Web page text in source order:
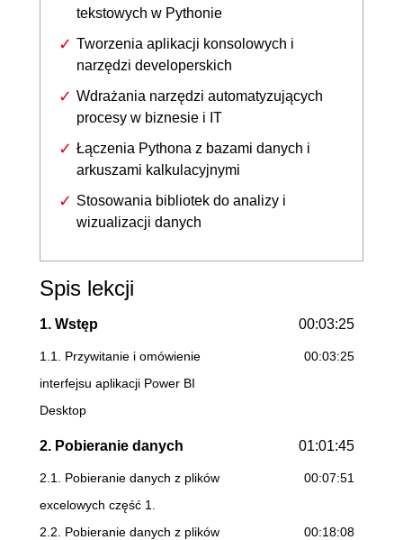
tekstowych w Pythonie
Tworzenia aplikacji konsolowych i
narzędzi developerskich
Wdrażania narzędzi automatyzujących
procesy w biznesie i IT
Łączenia Pythona z bazami danych i
arkuszami kalkulacyjnymi
Stosowania bibliotek do analizy i
wizualizacji danych
Spis lekcji
1. Wstęp 00:03:25
1.1. Przywitanie i omówienie
interfejsu aplikacji Power BI
Desktop
00:03:25
2. Pobieranie danych 01:01:45
2.1. Pobieranie danych z plików
excelowych część 1.
00:07:51
2.2. Pobieranie danych z plików
00:18:08